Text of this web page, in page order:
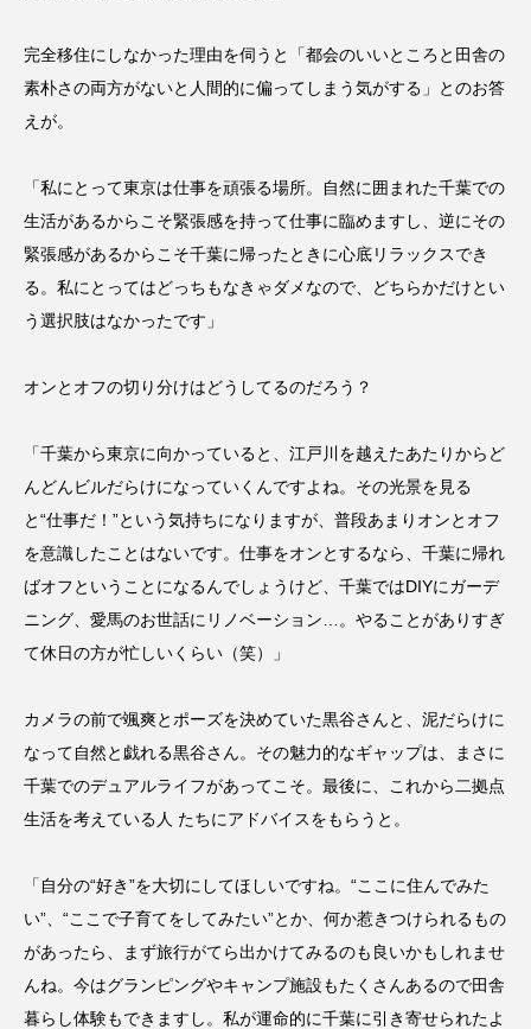
完全移住にしなかった理由を伺うと「都会のいいところと田舎の
素朴さの両方がないと人間的に偏ってしまう気がする」とのお答
えが。
「私にとって東京は仕事を頑張る場所。自然に囲まれた千葉での
生活があるからこそ緊張感を持って仕事に臨めますし、逆にその
緊張感があるからこそ千葉に帰ったときに心底リラックスでき
る。私にとってはどっちもなきゃダメなので、どちらかだけとい
う選択肢はなかったです」
オンとオフの切り分けはどうしてるのだろう？
「千葉から東京に向かっていると、江戸川を越えたあたりからど
んどんビルだらけになっていくんですよね。その光景を見る
と“仕事だ！”という気持ちになりますが、普段あまりオンとオフ
を意識したことはないです。仕事をオンとするなら、千葉に帰れ
ばオフということになるんでしょうけど、千葉ではDIYにガーデ
ニング、愛馬のお世話にリノベーション…。やることがありすぎ
て休日の方が忙しいくらい（笑）」
カメラの前で颯爽とポーズを決めていた黒谷さんと、泥だらけに
なって自然と戯れる黒谷さん。その魅力的なギャップは、まさに
千葉でのデュアルライフがあってこそ。最後に、これから二拠点
生活を考えている人 たちにアドバイスをもらうと。
「自分の“好き”を大切にしてほしいですね。“ここに住んでみた
い”、“ここで子育てをしてみたい”とか、何か惹きつけられるもの
があったら、まず旅行がてら出かけてみるのも良いかもしれませ
んね。今はグランピングやキャンプ施設もたくさんあるので田舎
暮らし体験もできますし。私が運命的に千葉に引き寄せられたよ